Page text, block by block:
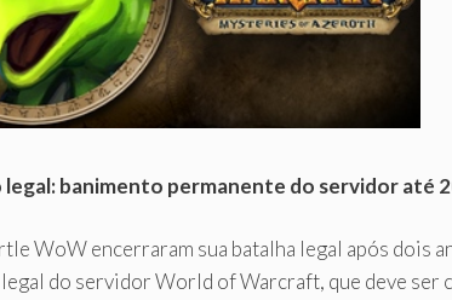
banimento permanente do servidor até
WoW encerraram sua batalha legal após dois
do servidor World of Warcraft, que deve ser